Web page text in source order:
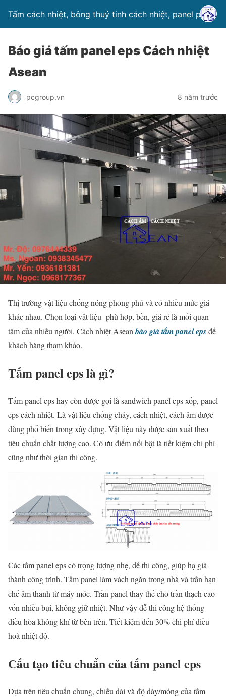
Tấm cách nhiệt, bông thuỷ tinh cách nhiệt, panel pu
Báo giá tấm panel eps Cách nhiệt
Asean
pcgroup.vn 8 năm trước
Thị trường vật liệu chống nóng phong phú và có nhiều mức giá
khác nhau. Chọn loại vật liệu phù hợp, bền, giá rẻ là mối quan
tâm của nhiều người. Cách nhiệt Aseanbáo giá tấm panel epsđể
khách hàng tham khảo.
Tấm panel eps là gì?
Tấm panel eps hay còn được gọi là sandwich panel eps xốp, panel
eps cách nhiệt. Là vật liệu chống cháy, cách nhiệt, cách âm được
dùng phổ biến trong xây dựng. Vật liệu này được sản xuất theo
tiêu chuẩn chất lượng cao. Có ưu điểm nổi bật là tiết kiệm chi phí
cũng như thời gian thi công.
Các tấm panel eps có trọng lượng nhẹ, dễ thi công, giúp hạ giá
thành công trình. Tấm panel làm vách ngăn trong nhà và trần hạn
chế âm thanh từ máy móc. Trần panel thay thế cho trần thạch cao
vốn nhiều bụi, không giữ nhiệt. Như vậy dễ thi công hệ thống
điều hòa không khí từ bên trên. Tiết kiệm đến 30% chi phí điều
hoà nhiệt độ.
Cấu tạo tiêu chuẩn của tấm panel eps
Dựa trên tiêu chuẩn chung, chiều dài và độ dày/mỏng của tấm